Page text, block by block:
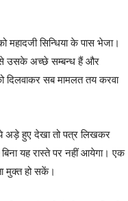
महादजी सिन्धिया के पास भेजा।
से उसके अच्छे सम्बन्ध हैं और
दिलवाकर सब मामलत तय करवा
अड़े हुए देखा तो पत्र लिखकर
यह रास्ते पर नहीं आयेगा। एक
मुक्त हो सकें।